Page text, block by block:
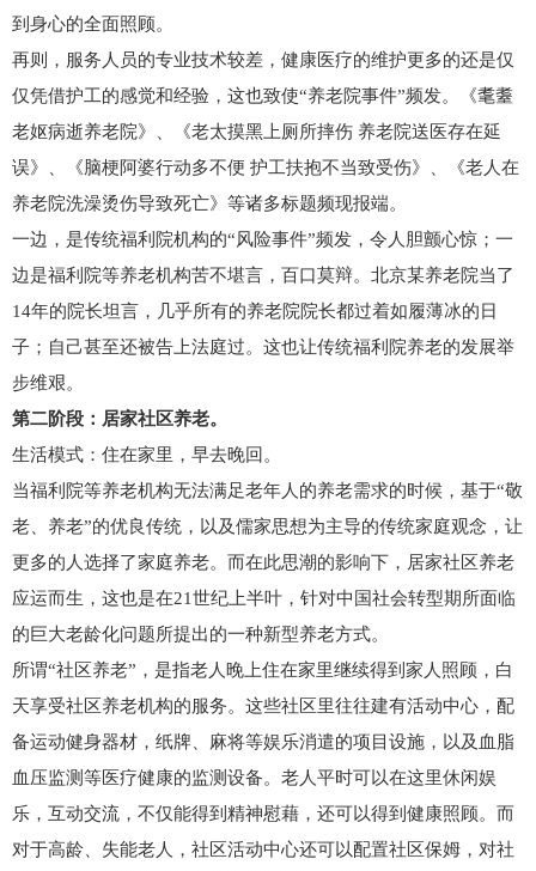
到身心的全面照顾。
再则，服务人员的专业技术较差，健康医疗的维护更多的还是仅
仅凭借护工的感觉和经验，这也致使“养老院事件”频发。《耄耋
老妪病逝养老院》、《老太摸黑上厕所摔伤 养老院送医存在延
误》、《脑梗阿婆行动多不便 护工扶抱不当致受伤》、《老人在
养老院洗澡烫伤导致死亡》等诸多标题频现报端。
一边，是传统福利院机构的“风险事件”频发，令人胆颤心惊；一
边是福利院等养老机构苦不堪言，百口莫辩。北京某养老院当了
14年的院长坦言，几乎所有的养老院院长都过着如履薄冰的日
子；自己甚至还被告上法庭过。这也让传统福利院养老的发展举
步维艰。
第二阶段：居家社区养老。
生活模式：住在家里，早去晚回。
当福利院等养老机构无法满足老年人的养老需求的时候，基于“敬
老、养老”的优良传统，以及儒家思想为主导的传统家庭观念，让
更多的人选择了家庭养老。而在此思潮的影响下，居家社区养老
应运而生，这也是在21世纪上半叶，针对中国社会转型期所面临
的巨大老龄化问题所提出的一种新型养老方式。
所谓“社区养老”，是指老人晚上住在家里继续得到家人照顾，白
天享受社区养老机构的服务。这些社区里往往建有活动中心，配
备运动健身器材，纸牌、麻将等娱乐消遣的项目设施，以及血脂
血压监测等医疗健康的监测设备。老人平时可以在这里休闲娱
乐，互动交流，不仅能得到精神慰藉，还可以得到健康照顾。而
对于高龄、失能老人，社区活动中心还可以配置社区保姆，对社